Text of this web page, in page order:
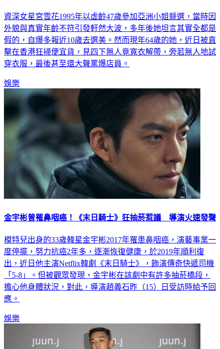
資深女星宮雪花1995年以虛齡47歲參加亞洲小姐競選，當時因
外貌與真實年齡不符引發軒然大波，多年後她坦言其實全都是
假的，自爆多報近10歲去選美。然而現年64歲的她，近日被直
擊在香港狂掃便宜貨，見四下無人竟寬衣解帶，旁若無人地試
穿衣服，最後甚至還大聲罵爆店員。
娛樂
金宇彬曾罹鼻咽癌！《末日騎士》狂抽菸惹議 導演火速發聲
模特兒出身的33歲韓星金宇彬2017年罹患鼻咽癌，演藝事業一
度停擺，努力抗癌2年多，逐漸恢復健康，於2019年順利復
出，近日他主演Netflix韓劇《末日騎士》，飾演傳奇快遞司機
「5-8」。但被觀眾發現，金宇彬在該劇中有許多抽菸橋段，
擔心他身體狀況，對此，導演趙義石昨（15）日受訪時給予回
應。
娛樂